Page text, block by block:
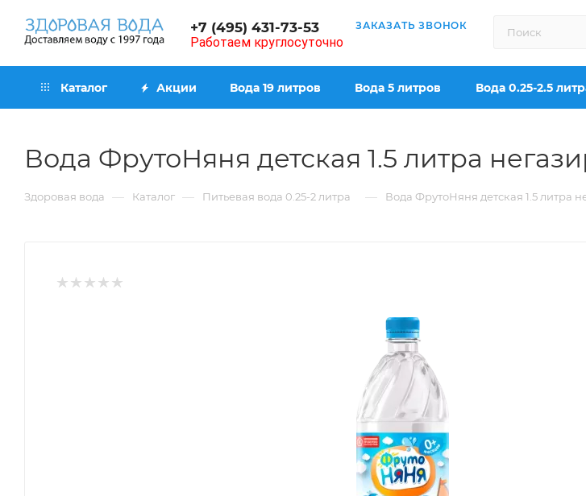
+7 (495) 431-73-53
Работаем круглосуточно
ЗАКАЗАТЬ ЗВОНОК
Каталог Акции Вода 19 литров Вода 5 литров Вода 0.25-2.5
Вода ФрутоНяня детская 1.5 литра
Здоровая вода — Каталог — Питьевая вода 0.25-2 литра — Вода ФрутоНяня детская 1.5 литра